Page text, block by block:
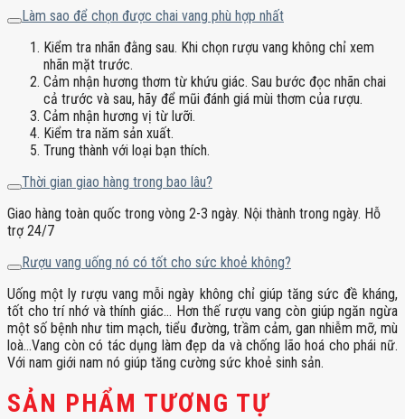
Làm sao để chọn được chai vang phù hợp nhất
Kiểm tra nhãn đằng sau. Khi chọn rượu vang không chỉ xem
nhãn mặt trước.
Cảm nhận hương thơm từ khứu giác. Sau bước đọc nhãn chai
cả trước và sau, hãy để mũi đánh giá mùi thơm của rượu.
Cảm nhận hương vị từ lưỡi.
Kiểm tra năm sản xuất.
Trung thành với loại bạn thích.
Thời gian giao hàng trong bao lâu?
Giao hàng toàn quốc trong vòng 2-3 ngày. Nội thành trong ngày. Hỗ
trợ 24/7
Rượu vang uống nó có tốt cho sức khoẻ không?
Uống một ly rượu vang mỗi ngày không chỉ giúp tăng sức đề kháng,
tốt cho trí nhớ và thính giác… Hơn thế rượu vang còn giúp ngăn ngừa
một số bệnh như tim mạch, tiểu đường, trầm cảm, gan nhiễm mỡ, mù
loà…Vang còn có tác dụng làm đẹp da và chống lão hoá cho phái nữ.
Với nam giới nam nó giúp tăng cường sức khoẻ sinh sản.
SẢN PHẨM TƯƠNG TỰ